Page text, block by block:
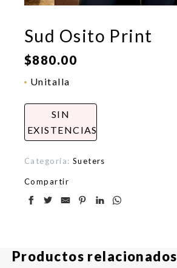
Sud Osito Print
$880.00
Unitalla
SIN
EXISTENCIAS
Categoría: Sueters
Compartir
Productos relacionados